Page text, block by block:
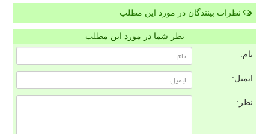
نظرات بینندگان در مورد این مطلب
نظر شما در مورد این مطلب
نام:
ایمیل:
نظر: